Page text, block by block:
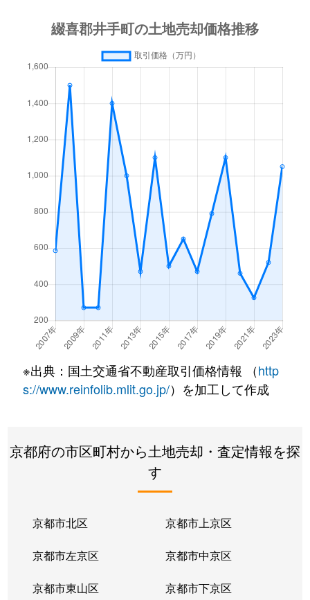
※出典：国土交通省不動産取引価格情報 （http
s://www.reinfolib.mlit.go.jp/）を加工して作成
京都府の市区町村から土地売却・査定情報を探
す
京都市北区 京都市上京区
京都市左京区 京都市中京区
京都市東山区 京都市下京区